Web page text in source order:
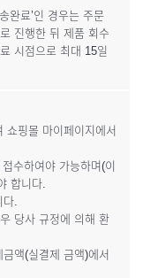
완료’인 경우는 주문
진행한 뒤 제품 회수
시점으로 최대 15일
쇼핑몰 마이페이지에서
수하여야 가능하며(이
합니다.
다.
당사 규정에 의해 환
액(실결제 금액)에서